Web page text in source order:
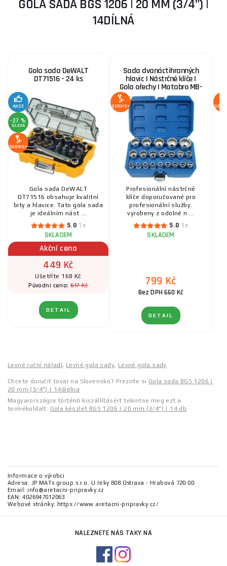
GOLA SADA BGS 1206 | 20 MM (3/4") |
14DÍLNÁ
Gola sada DeWALT
DT71516 - 24 ks
AKCE
-27 %
SLEVA
SERVIS+
Gola sada DeWALT
DT71516 obsahuje kvalitní
bity a hlavice. Tato gola sada
je ideálním nást ...
5.0 1x
SKLADEM
Akční cena
449 Kč
Ušetříte 168 Kč
Původní cena:617 Kč
DETAIL
Sada dvanáctihranných
hlavic | Nástrčné klíče |
Gola ořechy | Matabro MB-
SOC01, 8 - 36 mm 1/2
SERVIS+
Profesionální nástrčné
klíče doporučované pro
profesionální služby.
vyrobeny z odolné n ...
5.0 1x
SKLADEM
799 Kč
Bez DPH 660 Kč
DETAIL
Levné ruční nářadí, Levné gola sady, Levné gola sady
Chcete doručiť tovar na Slovensko? Prezrite si Gola sada BGS 1206 |
20 mm (3/4") | 14dielna
Magyarországra történő kiszállításért tekintse meg ezt a
termékoldalt: Gola készlet BGS 1206 | 20 mm (3/4") | 14 db
Informace o výrobci
Adresa: JP MATs group s.r.o. U řeky 808 Ostrava - Hrabová 720 00
Email: info@aretacni-pripravky.cz
EAN: 4026947012063
Webové stránky: https://www.aretacni-pripravky.cz/
NALEZNETE NÁS TAKY NA